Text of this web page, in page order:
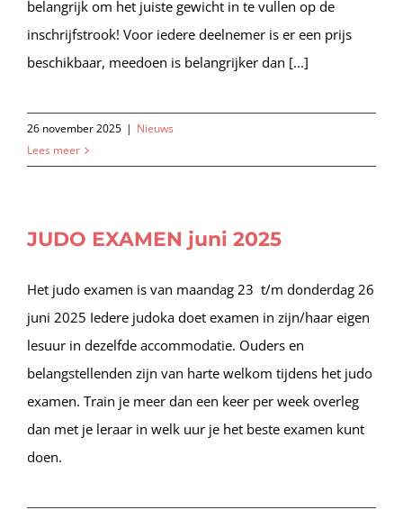
belangrijk om het juiste gewicht in te vullen op de
inschrijfstrook! Voor iedere deelnemer is er een prijs
beschikbaar, meedoen is belangrijker dan [...]
26 november 2025 | Nieuws
Lees meer
JUDO EXAMEN juni 2025
Het judo examen is van maandag 23 t/m donderdag 26
juni 2025 Iedere judoka doet examen in zijn/haar eigen
lesuur in dezelfde accommodatie. Ouders en
belangstellenden zijn van harte welkom tijdens het judo
examen. Train je meer dan een keer per week overleg
dan met je leraar in welk uur je het beste examen kunt
doen.